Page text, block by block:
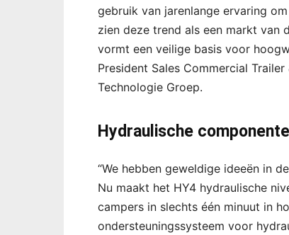
gebruik van jarenlange ervaring
zien deze trend als een markt van
vormt een veilige basis voor
President Sales Commercial
Technologie Groep.
Hydraulische
“We hebben geweldige ideeën in
Nu maakt het HY4 hydraulische
campers in slechts één minuut in
ondersteuningssysteem voor